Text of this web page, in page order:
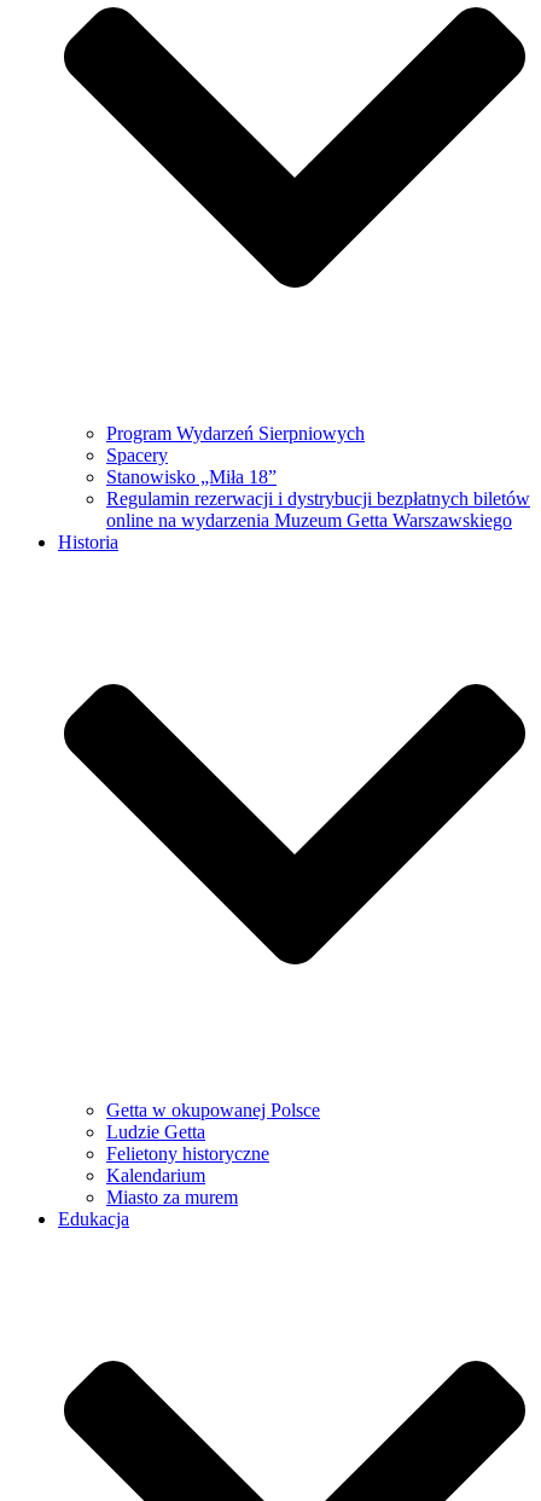
Program Wydarzeń Sierpniowych
Spacery
Stanowisko „Miła 18”
Regulamin rezerwacji i dystrybucji bezpłatnych biletów
online na wydarzenia Muzeum Getta Warszawskiego
Historia
Getta w okupowanej Polsce
Ludzie Getta
Felietony historyczne
Kalendarium
Miasto za murem
Edukacja